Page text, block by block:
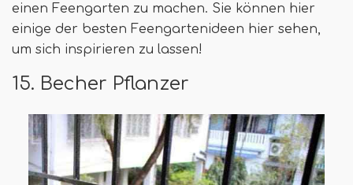
einen Feengarten zu machen. Sie können hier
einige der besten Feengartenideen hier sehen,
um sich inspirieren zu lassen!
15. Becher Pflanzer